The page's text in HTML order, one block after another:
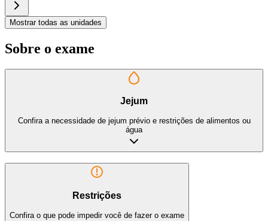
Mostrar todas as unidades
Sobre o exame
Jejum
Confira a necessidade de jejum prévio e restrições de alimentos ou
água
Restrições
Confira o que pode impedir você de fazer o exame